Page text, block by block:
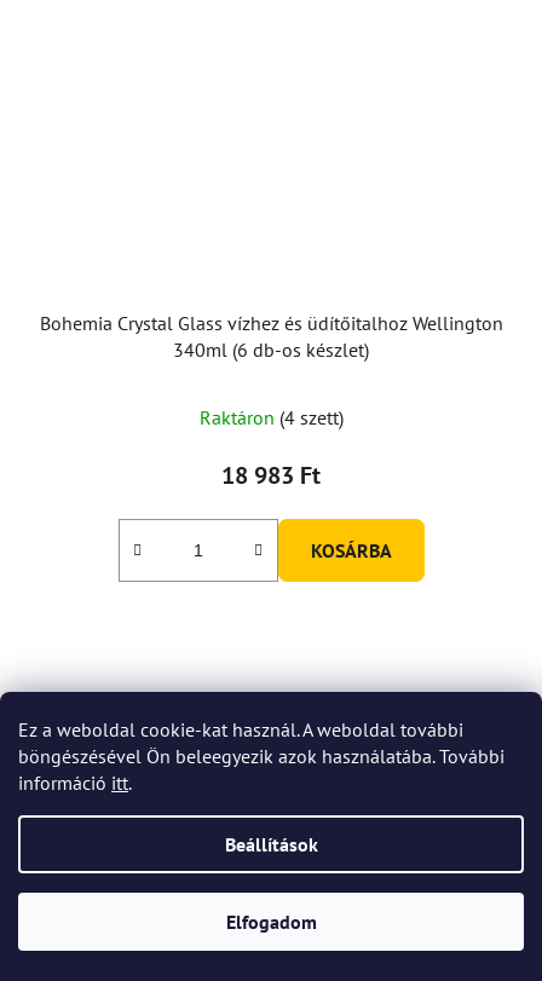
Ez a weboldal cookie-kat használ. A weboldal további
böngészésével Ön beleegyezik azok használatába. További
információ itt.
Beállítások
Elfogadom
Bohemia Crystal Glass vízhez és üdítőitalhoz Wellington
340ml (6 db-os készlet)
termék
átlagos
5-
Raktáron (4 szett)
18 983 Ft
KOSÁRBA